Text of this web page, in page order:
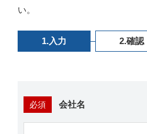
い。
1.入力 2.確認
会社名
必須